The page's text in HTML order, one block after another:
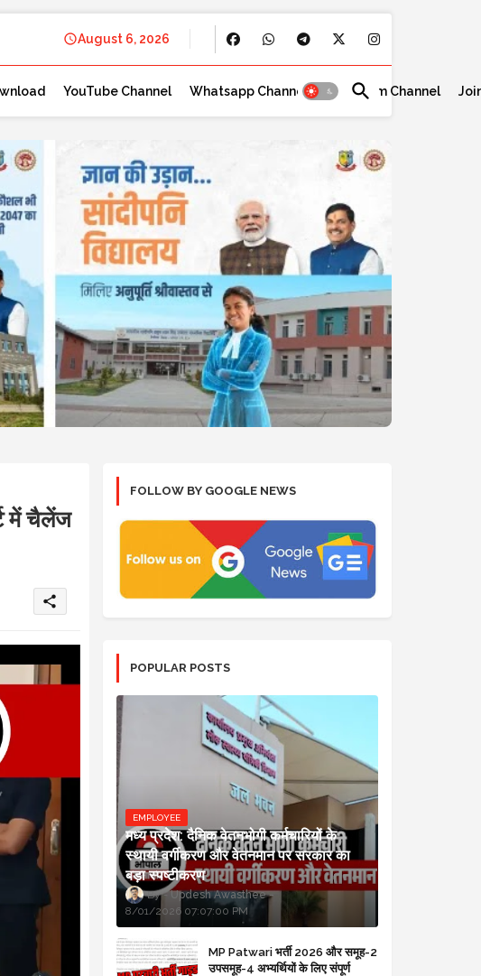
August 6, 2026
YouTube Channel Whatsapp Channel Telegram Channel
में चैलेंज
share
FOLLOW BY GOOGLE NEWS
POPULAR POSTS
EMPLOYEE
मध्य प्रदेश: दैनिक वेतनभोगी कर्मचारियों के
स्थायी वर्गीकरण और वेतनमान पर सरकार का
बड़ा स्पष्टीकरण
Updesh Awasthee
8/01/2026 07:07:00 PM
MP Patwari भर्ती 2026 और समूह-2
उपसमूह-4 अभ्यर्थियों के लिए संपूर्ण